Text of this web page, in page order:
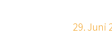
29. Juni